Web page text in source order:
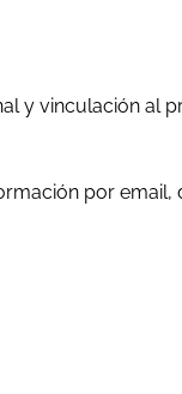
y vinculación
por